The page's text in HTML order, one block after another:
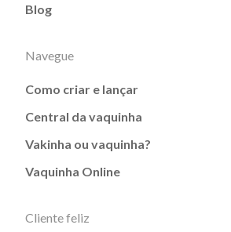
Blog
Navegue
Como criar e lançar
Central da vaquinha
Vakinha ou vaquinha?
Vaquinha Online
Cliente feliz